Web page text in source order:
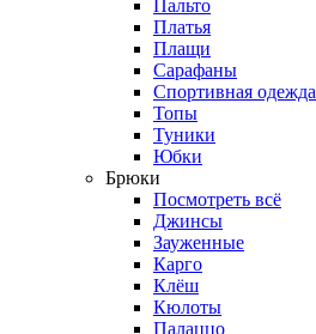
Пальто
Платья
Плащи
Сарафаны
Спортивная одежда
Топы
Туники
Юбки
Брюки
Посмотреть всё
Джинсы
Зауженные
Карго
Клёш
Кюлоты
Палаццо